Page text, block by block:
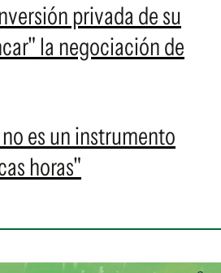
privada de su
la negociación de
es un instrumento
horas"